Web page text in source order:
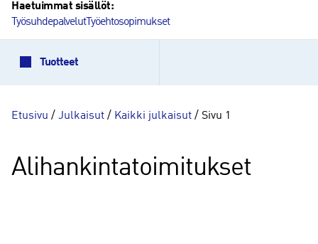
Haetuimmat sisällöt:
TyösuhdepalvelutTyöehtosopimukset
Tuotteet
Etusivu / Julkaisut / Kaikki julkaisut / Sivu 1
Alihankintatoimitukset